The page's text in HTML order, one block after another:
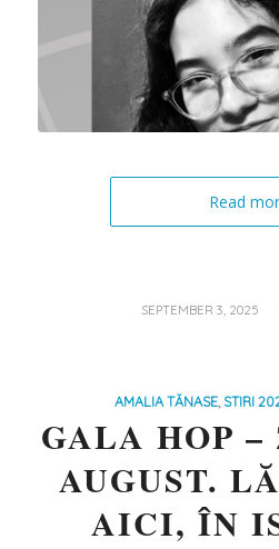
Read
SEPTEMBER 3, 2025
/
AMALIA TĂNASE,STIRI
GALA HOP –
AUGUST.
AICI, ÎN